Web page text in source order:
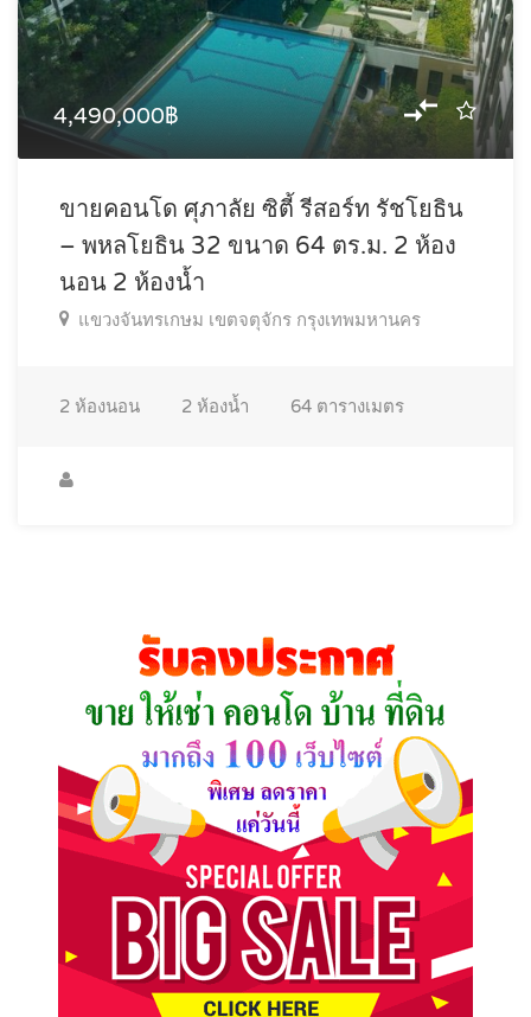
4,490,000฿
ขายคอนโด ศุภาลัย ซิตี้ รีสอร์ท รัชโยธิน
– พหลโยธิน 32 ขนาด 64 ตร.ม. 2 ห้อง
นอน 2 ห้องน้ำ
แขวงจันทรเกษม เขตจตุจักร กรุงเทพมหานคร
2 ห้องนอน 2 ห้องน้ำ 64 ตารางเมตร